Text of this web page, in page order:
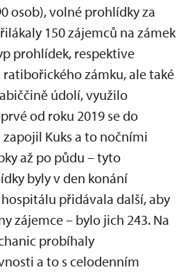
osob), volné prohlídky za
150 zájemců na zámek
prohlídek, respektive
zámku, ale také
údolí, využilo
od roku 2019 se do
Kuks a to nočními
až po půdu – tyto
byly v den konání
přidávala další, aby
zájemce – bylo jich 243. Na
probíhaly
a to s celodenním